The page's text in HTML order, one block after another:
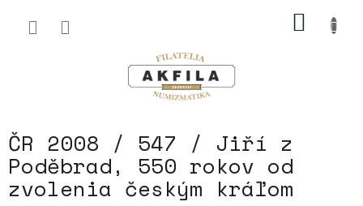
obsah
ČR 2008 / 547 / Jiří z
Poděbrad, 550 rokov od
zvolenia českým kráľom